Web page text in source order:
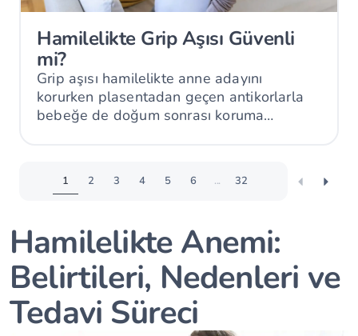
Hamilelikte Grip Aşısı Güvenli
mi?
Grip aşısı hamilelikte anne adayını
korurken plasentadan geçen antikorlarla
bebeğe de doğum sonrası koruma
1 2 3 4 5 6 ... 32
Hamilelikte Anemi:
Belirtileri, Nedenleri ve
Tedavi Süreci